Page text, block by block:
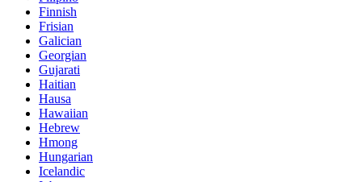
Finnish
Frisian
Galician
Georgian
Gujarati
Haitian
Hausa
Hawaiian
Hebrew
Hmong
Hungarian
Icelandic